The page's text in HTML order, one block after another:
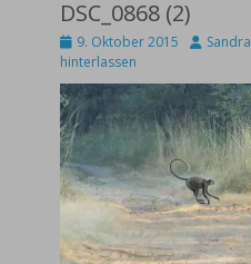
DSC_0868 (2)
Posted
on
9. Oktober 2015 AutorSandra
hinterlassen